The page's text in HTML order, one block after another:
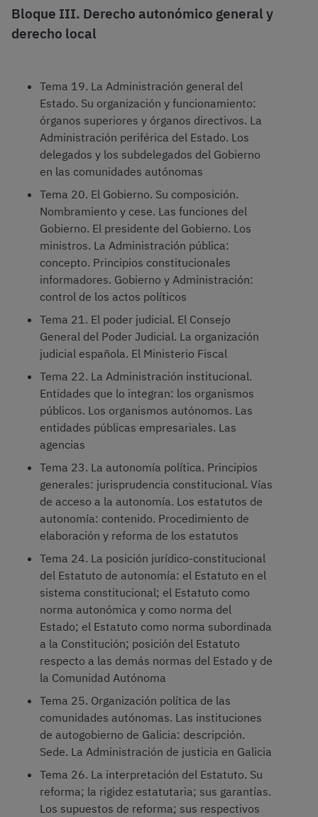
Bloque III. Derecho autonómico general y
derecho local
Tema 19. La Administración general del
Estado. Su organización y funcionamiento:
órganos superiores y órganos directivos. La
Administración periférica del Estado. Los
delegados y los subdelegados del Gobierno
en las comunidades autónomas
Tema 20. El Gobierno. Su composición.
Nombramiento y cese. Las funciones del
Gobierno. El presidente del Gobierno. Los
ministros. La Administración pública:
concepto. Principios constitucionales
informadores. Gobierno y Administración:
control de los actos políticos
Tema 21. El poder judicial. El Consejo
General del Poder Judicial. La organización
judicial española. El Ministerio Fiscal
Tema 22. La Administración institucional.
Entidades que lo integran: los organismos
públicos. Los organismos autónomos. Las
entidades públicas empresariales. Las
agencias
Tema 23. La autonomía política. Principios
generales: jurisprudencia constitucional. Vías
de acceso a la autonomía. Los estatutos de
autonomía: contenido. Procedimiento de
elaboración y reforma de los estatutos
Tema 24. La posición jurídico-constitucional
del Estatuto de autonomía: el Estatuto en el
sistema constitucional; el Estatuto como
norma autonómica y como norma del
Estado; el Estatuto como norma subordinada
a la Constitución; posición del Estatuto
respecto a las demás normas del Estado y de
la Comunidad Autónoma
Tema 25. Organización política de las
comunidades autónomas. Las instituciones
de autogobierno de Galicia: descripción.
Sede. La Administración de justicia en Galicia
Tema 26. La interpretación del Estatuto. Su
reforma; la rigidez estatutaria; sus garantías.
Los supuestos de reforma; sus respectivos